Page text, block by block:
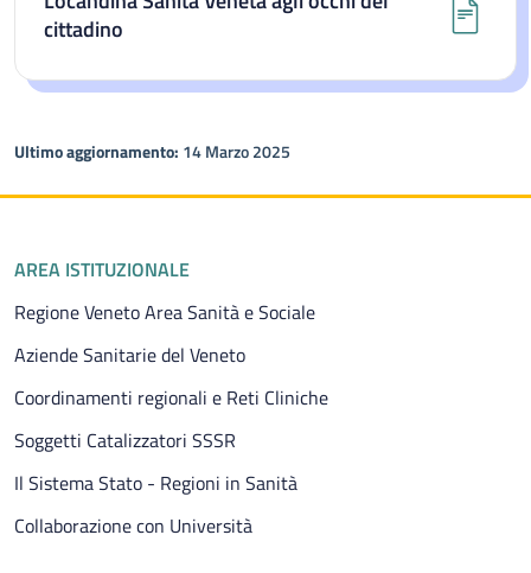
cittadino
Ultimo aggiornamento: 14 Marzo 2025
Piè di pagina
AREA ISTITUZIONALE
Regione Veneto Area Sanità e Sociale
Aziende Sanitarie del Veneto
Coordinamenti regionali e Reti Cliniche
Soggetti Catalizzatori SSSR
Il Sistema Stato - Regioni in Sanità
Collaborazione con Università